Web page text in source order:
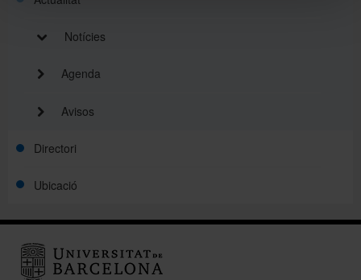
Notícies
Agenda
Avisos
Directori
Ubicació